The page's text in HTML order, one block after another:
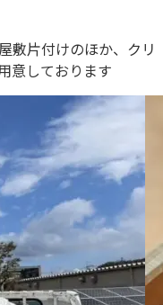
敷片付けのほか、クリ
意しております